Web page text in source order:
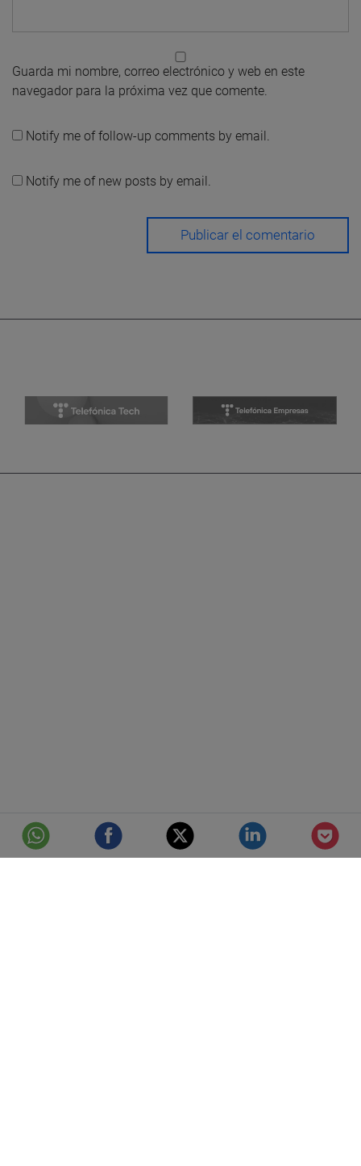
Guarda mi nombre, correo electrónico y web en este
navegador para la próxima vez que comente.
Notify me of follow-up comments by email.
Notify me of new posts by email.